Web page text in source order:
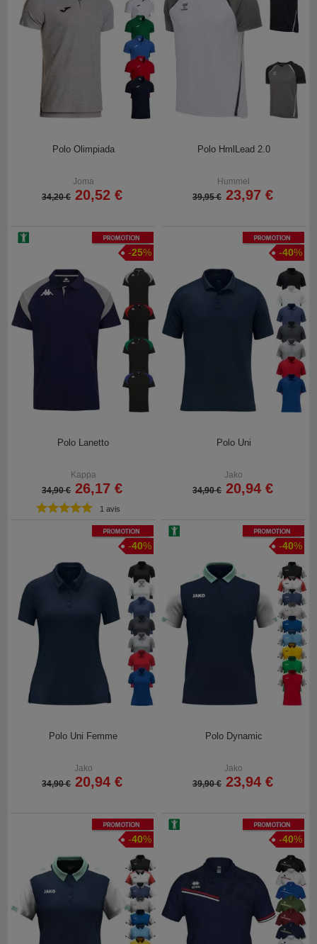
Polo Olimpiada
Joma
34,20 € 20,52 €
Polo HmlLead 2.0
Hummel
39,95 € 23,97 €
Promotion
-25%
Polo Lanetto
Kappa
34,90 € 26,17 €
1 avis
Promotion
-40%
Polo Uni
Jako
34,90 € 20,94 €
Promotion
-40%
Polo Uni Femme
Jako
34,90 € 20,94 €
Promotion
-40%
Polo Dynamic
Jako
39,90 € 23,94 €
Promotion
-40%
Promotion
-40%